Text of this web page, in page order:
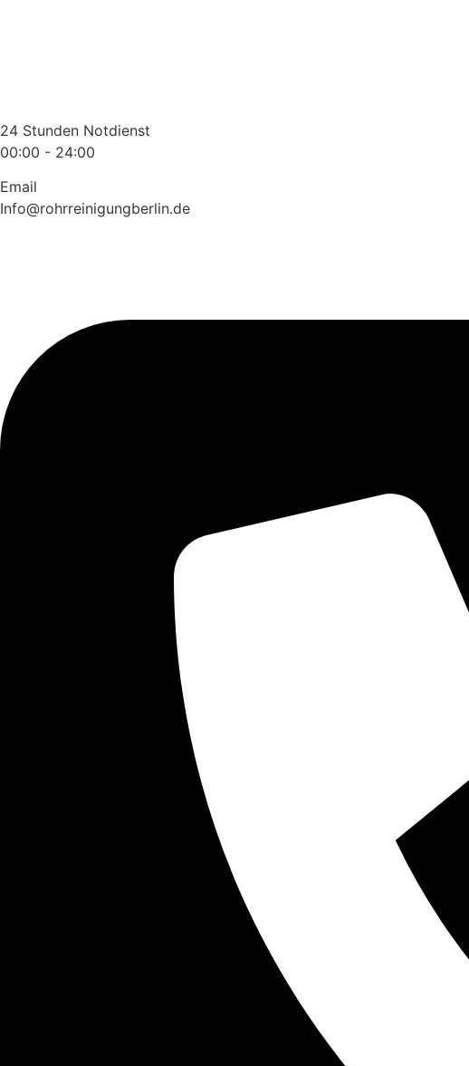
24 Stunden Notdienst
00:00 - 24:00
Email
Info@rohrreinigungberlin.de